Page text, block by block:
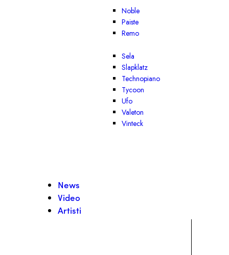
Noble
Paiste
Remo
Sela
Slapklatz
Technopiano
Tycoon
Ufo
Valeton
Vinteck
News
Video
Artisti